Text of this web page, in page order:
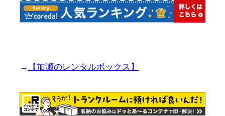
→ 【加瀬のレンタルボックス】